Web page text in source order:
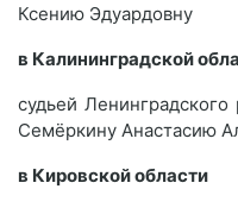
Ксению Эдуардовну
в Калининградской
судьей Ленинградского
Семёркину Анастасию
в Кировской области